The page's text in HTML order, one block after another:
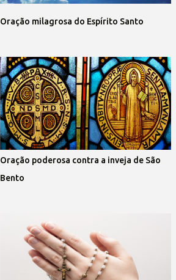
Oração milagrosa do Espírito Santo
Oração poderosa contra a inveja de São
Bento